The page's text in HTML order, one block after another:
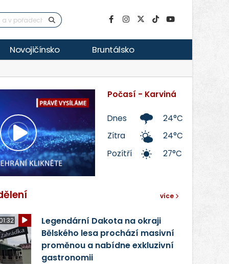
Novojičínsko Bruntálsko
Přehrát
video
Počasí - Karviná
Dnes
24°C
Zítra
24°C
Pozítří
27°C
více
Legendární Dakota na okraji
Bělského lesa prochází masivní
proměnou a nabídne exkluzivní
gastronomii